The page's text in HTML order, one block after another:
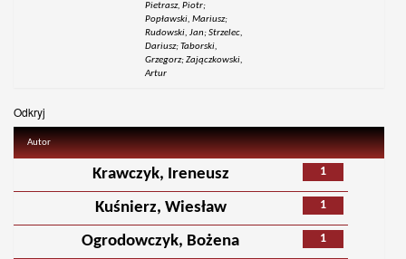
Pietrasz, Piotr;
Popławski, Mariusz;
Rudowski, Jan; Strzelec,
Dariusz; Taborski,
Grzegorz; Zajączkowski,
Artur
Odkryj
Autor
1
Krawczyk, Ireneusz
1
Kuśnierz, Wiesław
1
Ogrodowczyk, Bożena